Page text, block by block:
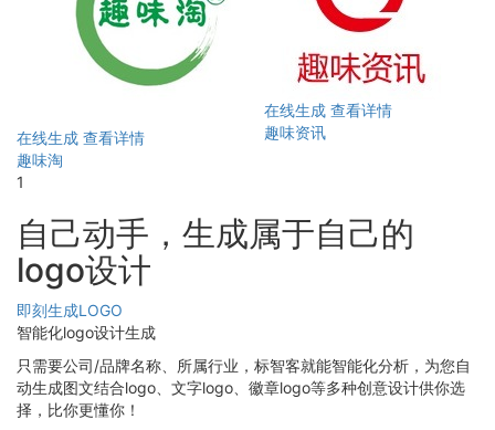
在线生成 查看详情
趣味淘
在线生成 查看详情
趣味资讯
1
自己动手，生成属于自己的
logo设计
即刻生成LOGO
智能化logo设计生成
只需要公司/品牌名称、所属行业，标智客就能智能化分析，为您自
动生成图文结合logo、文字logo、徽章logo等多种创意设计供你选
择，比你更懂你！